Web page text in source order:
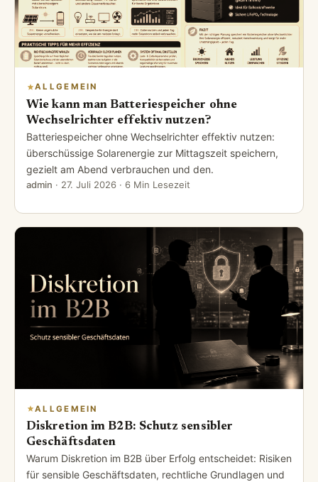
ALLGEMEIN
Wie kann man Batteriespeicher ohne
Wechselrichter effektiv nutzen?
Batteriespeicher ohne Wechselrichter effektiv nutzen:
überschüssige Solarenergie zur Mittagszeit speichern,
gezielt am Abend verbrauchen und den.
admin · 27. Juli 2026 · 6 Min Lesezeit
ALLGEMEIN
Diskretion im B2B: Schutz sensibler
Geschäftsdaten
Warum Diskretion im B2B über Erfolg entscheidet: Risiken
für sensible Geschäftsdaten, rechtliche Grundlagen und